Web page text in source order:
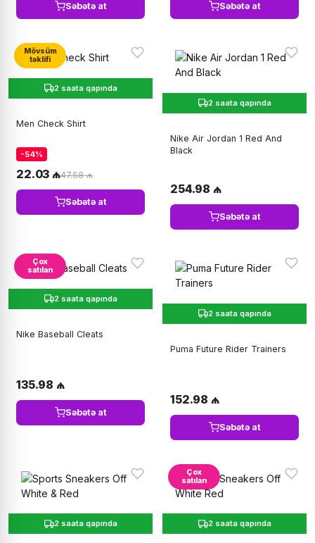
Səbətə at Səbətə at
Mövsüm
təklifi
2 saata qapında
Men Check Shirt
-54%
22.03 ₼47.58 ₼
Səbətə at
2 saata qapında
Nike Air Jordan 1 Red And
Black
254.98 ₼
Səbətə at
Çox
satılan
2 saata qapında
Nike Baseball Cleats
135.98 ₼
Səbətə at
2 saata qapında
Puma Future Rider Trainers
152.98 ₼
Səbətə at
2 saata qapında
Çox
satılan
2 saata qapında